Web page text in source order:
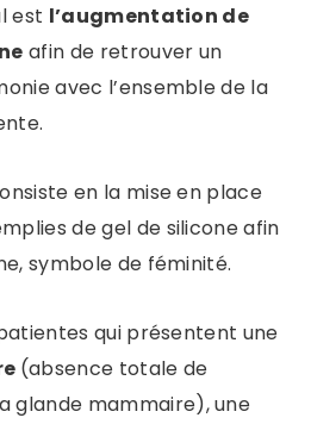
est l’augmentation de
afin de retrouver un
avec l’ensemble de la
en la mise en place
de gel de silicone afin
symbole de féminité.
qui présentent une
(absence totale de
glande mammaire), une
rendez-vous
RENDEZ VOUS